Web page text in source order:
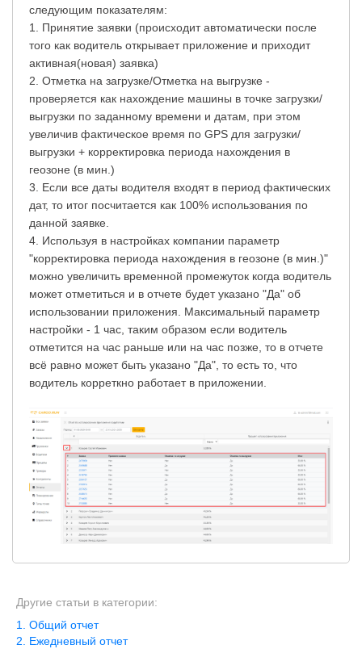
следующим показателям:
1. Принятие заявки (происходит автоматически после
того как водитель открывает приложение и приходит
активная(новая) заявка)
2. Отметка на загрузке/Отметка на выгрузке -
проверяется как нахождение машины в точке загрузки/
выгрузки по заданному времени и датам, при этом
увеличив фактическое время по GPS для загрузки/
выгрузки + корректировка периода нахождения в
геозоне (в мин.)
3. Если все даты водителя входят в период фактических
дат, то итог посчитается как 100% использования по
данной заявке.
4. Используя в настройках компании параметр
"корректировка периода нахождения в геозоне (в мин.)"
можно увеличить временной промежуток когда водитель
может отметиться и в отчете будет указано "Да" об
использовании приложения. Максимальный параметр
настройки - 1 час, таким образом если водитель
отметится на час раньше или на час позже, то в отчете
всё равно может быть указано "Да", то есть то, что
водитель корреткно работает в приложении.
Другие статьи в категории:
Общий отчет
Ежедневный отчет